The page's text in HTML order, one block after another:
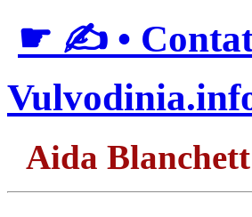
☛ ✍ •
Aida Blanchett